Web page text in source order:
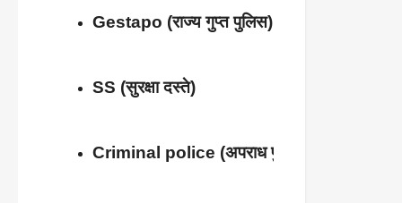
Gestapo (राज्य गुप्त पुलिस)
SS (सुरक्षा दस्ते)
Criminal police (अपराध पुलिस)